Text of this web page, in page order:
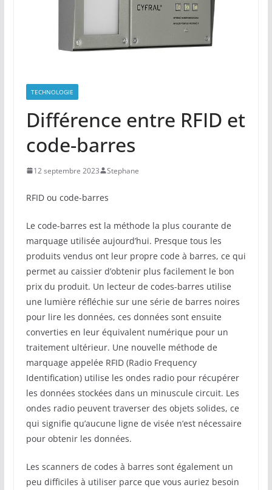
TECHNOLOGIE
Différence entre RFID et
code-barres
12 septembre 2023 Stephane
RFID ou code-barres
Le code-barres est la méthode la plus courante de
marquage utilisée aujourd’hui. Presque tous les
produits vendus ont leur propre code à barres, ce qui
permet au caissier d’obtenir plus facilement le bon
prix du produit. Un lecteur de codes-barres utilise
une lumière réfléchie sur une série de barres noires
pour lire les données, ces données sont ensuite
converties en leur équivalent numérique pour un
traitement ultérieur. Une nouvelle méthode de
marquage appelée RFID (Radio Frequency
Identification) utilise les ondes radio pour récupérer
les données stockées dans un minuscule circuit. Les
ondes radio peuvent traverser des objets solides, ce
qui signifie qu’aucune ligne de visée n’est nécessaire
pour obtenir les données.
Les scanners de codes à barres sont également un
peu difficiles à utiliser parce que vous auriez besoin